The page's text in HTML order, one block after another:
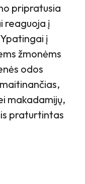
pripratusia
reaguoja į
į
žmonėms
odos
makadamijų,
praturtintas